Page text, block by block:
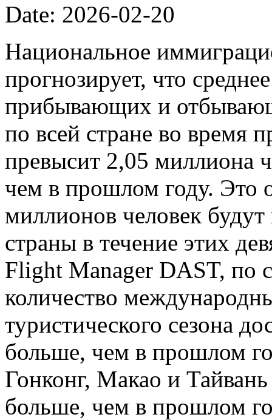
Date: 2026-02-20
Национальное
прогнозирует, что
прибывающих и
по всей стране во время
превысит 2,05 миллиона
чем в прошлом году. Это
миллионов человек будут
страны в течение этих
Flight Manager DAST, по
количество
туристического сезона
больше, чем в прошлом
Гонконг, Макао и
больше, чем в прошлом